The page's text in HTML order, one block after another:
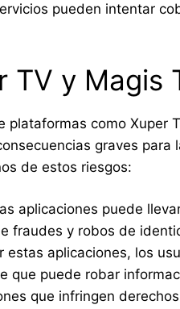
pueden intentar
TV y Magis
plataformas como Xuper
graves
de estos riesgos:
aplicaciones puede
fraudes y robos de
estas aplicaciones, los
que puede robar
que infringen